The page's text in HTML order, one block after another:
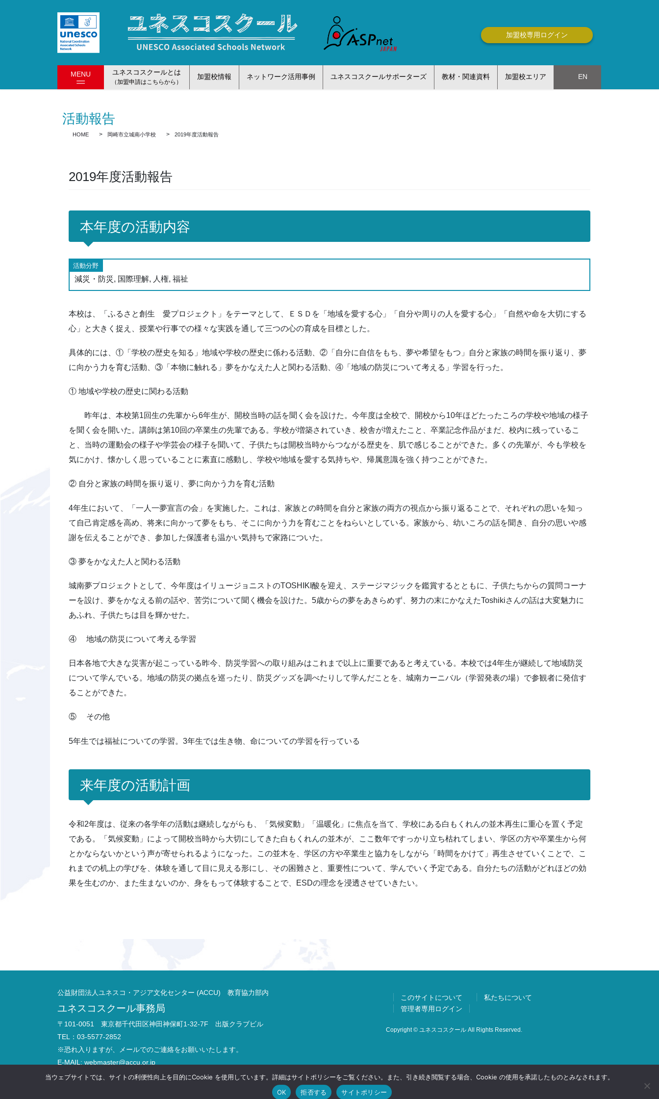
動
に
加盟校専用ログイン
MENU ユネスコスクールとは
（加盟申請はこちらから）
加盟校情報 ネットワーク活用事例 ユネスコスクールサポーターズ 教材・関連資料 加盟校エリア EN
活動報告
HOME 岡崎市立城南小学校 2019年度活動報告
2019年度活動報告
本年度の活動内容
活動分野
減災・防災, 国際理解, 人権, 福祉
本校は、「ふるさと創生 愛プロジェクト」をテーマとして、ＥＳＤを「地域を愛する心」「自分や周りの人を愛する心」「自然や命を大切にする
心」と大きく捉え、授業や行事での様々な実践を通して三つの心の育成を目標とした。
具体的には、①「学校の歴史を知る」地域や学校の歴史に係わる活動、②「自分に自信をもち、夢や希望をもつ」自分と家族の時間を振り返り、夢
に向かう力を育む活動、③「本物に触れる」夢をかなえた人と関わる活動、④「地域の防災について考える」学習を行った。
① 地域や学校の歴史に関わる活動
昨年は、本校第1回生の先輩から6年生が、開校当時の話を聞く会を設けた。今年度は全校で、開校から10年ほどたったころの学校や地域の様子
を聞く会を開いた。講師は第10回の卒業生の先輩である。学校が増築されていき、校舎が増えたこと、卒業記念作品がまだ、校内に残っているこ
と、当時の運動会の様子や学芸会の様子を聞いて、子供たちは開校当時からつながる歴史を、肌で感じることができた。多くの先輩が、今も学校を
気にかけ、懐かしく思っていることに素直に感動し、学校や地域を愛する気持ちや、帰属意識を強く持つことができた。
② 自分と家族の時間を振り返り、夢に向かう力を育む活動
4年生において、「一人一夢宣言の会」を実施した。これは、家族との時間を自分と家族の両方の視点から振り返ることで、それぞれの思いを知っ
て自己肯定感を高め、将来に向かって夢をもち、そこに向かう力を育むことをねらいとしている。家族から、幼いころの話を聞き、自分の思いや感
謝を伝えることができ、参加した保護者も温かい気持ちで家路についた。
③ 夢をかなえた人と関わる活動
城南夢プロジェクトとして、今年度はイリュージョニストのTOSHIKI酸を迎え、ステージマジックを鑑賞するとともに、子供たちからの質問コーナ
ーを設け、夢をかなえる前の話や、苦労について聞く機会を設けた。5歳からの夢をあきらめず、努力の末にかなえたToshikiさんの話は大変魅力に
あふれ、子供たちは目を輝かせた。
④ 地域の防災について考える学習
日本各地で大きな災害が起こっている昨今、防災学習への取り組みはこれまで以上に重要であると考えている。本校では4年生が継続して地域防災
について学んでいる。地域の防災の拠点を巡ったり、防災グッズを調べたりして学んだことを、城南カーニバル（学習発表の場）で参観者に発信す
ることができた。
⑤ その他
5年生では福祉についての学習。3年生では生き物、命についての学習を行っている
来年度の活動計画
令和2年度は、従来の各学年の活動は継続しながらも、「気候変動」「温暖化」に焦点を当て、学校にある白もくれんの並木再生に重心を置く予定
である。「気候変動」によって開校当時から大切にしてきた白もくれんの並木が、ここ数年ですっかり立ち枯れてしまい、学区の方や卒業生から何
とかならないかという声が寄せられるようになった。この並木を、学区の方や卒業生と協力をしながら「時間をかけて」再生させていくことで、こ
れまでの机上の学びを、体験を通して目に見える形にし、その困難さと、重要性について、学んでいく予定である。自分たちの活動がどれほどの効
果を生むのか、また生まないのか、身をもって体験することで、ESDの理念を浸透させていきたい。
公益財団法人ユネスコ・アジア文化センター (ACCU) 教育協力部内
ユネスコスクール事務局
〒101-0051 東京都千代田区神田神保町1-32-7F 出版クラブビル
TEL：03-5577-2852
※恐れ入りますが、メールでのご連絡をお願いいたします。
E-MAIL: webmaster@accu.or.jp
お問い合わせ
このサイトについて
私たちについて
管理者専用ログイン
Copyright © ユネスコスクール All Rights Reserved.
当ウェブサイトでは、サイトの利便性向上を目的にCookie を使用しています。詳細はサイトポリシーをご覧ください。また、引き続き閲覧する場合、Cookie の使用を承諾したものとみなされます。
OK
拒否する サイトポリシー